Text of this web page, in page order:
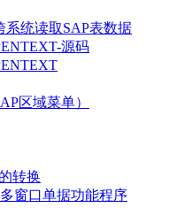
系统读取SAP表数据
源码
区域菜单）
转换
窗口单据功能程序